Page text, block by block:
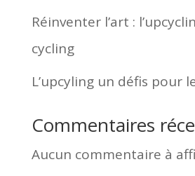
Réinventer l’art :
cycling
L’upcyling un défis pour
Commentaires
Aucun commentaire à